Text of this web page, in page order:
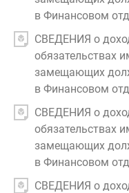
в Финансовом
СВЕДЕНИЯ о
обязательствах
замещающих
в Финансовом
СВЕДЕНИЯ о
обязательствах
замещающих
в Финансовом
СВЕДЕНИЯ о